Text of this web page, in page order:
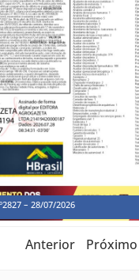
– 28/07/2026
Anterior Próximo